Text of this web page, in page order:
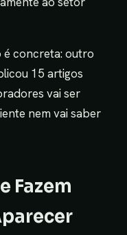
é concreta: outro
15 artigos
vai ser
nem vai saber
Fazem